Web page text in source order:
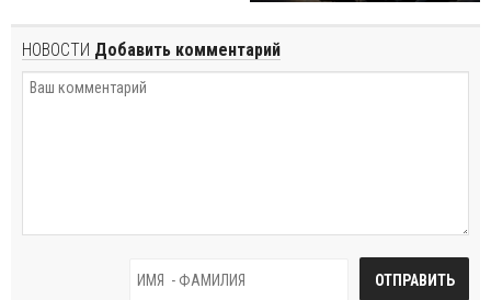
НОВОСТИ Добавить комментарий